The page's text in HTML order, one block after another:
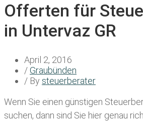
Offerten für
in Untervaz GR
April 2, 2016
/Graubünden
/ By steuerberater
Wenn Sie einen günstigen
suchen, dann sind Sie hier genau